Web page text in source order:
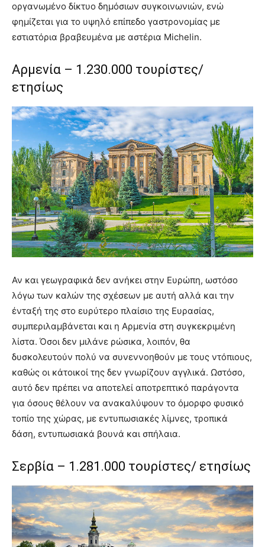
οργανωμένο δίκτυο δημόσιων συγκοινωνιών, ενώ
φημίζεται για το υψηλό επίπεδο γαστρονομίας με
εστιατόρια βραβευμένα με αστέρια Michelin.
Αρμενία – 1.230.000 τουρίστες/
ετησίως
Αν και γεωγραφικά δεν ανήκει στην Ευρώπη, ωστόσο
λόγω των καλών της σχέσεων με αυτή αλλά και την
ένταξή της στο ευρύτερο πλαίσιο της Ευρασίας,
συμπεριλαμβάνεται και η Αρμενία στη συγκεκριμένη
λίστα. Όσοι δεν μιλάνε ρώσικα, λοιπόν, θα
δυσκολευτούν πολύ να συνεννοηθούν με τους ντόπιους,
καθώς οι κάτοικοί της δεν γνωρίζουν αγγλικά. Ωστόσο,
αυτό δεν πρέπει να αποτελεί αποτρεπτικό παράγοντα
για όσους θέλουν να ανακαλύψουν το όμορφο φυσικό
τοπίο της χώρας, με εντυπωσιακές λίμνες, τροπικά
δάση, εντυπωσιακά βουνά και σπήλαια.
Σερβία – 1.281.000 τουρίστες/ ετησίως